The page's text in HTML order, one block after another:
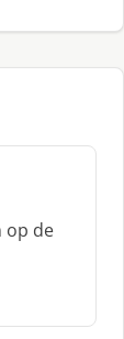
op de